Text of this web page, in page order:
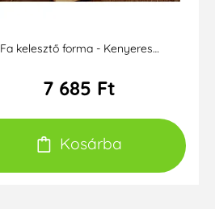
Fa kelesztő forma - Kenyeres…
7 685 Ft
Kosárba